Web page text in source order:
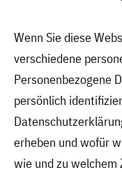
Wenn Sie diese
verschiedene
Personenbezogene
persönlich
erheben und wofür
wie und zu welchem